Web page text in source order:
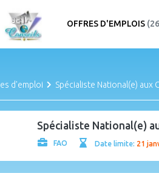
OFFRES D'EMPLOIS
d'emploi Spécialiste National(e) aux
Spécialiste National(e)
FAO Date limite: 21